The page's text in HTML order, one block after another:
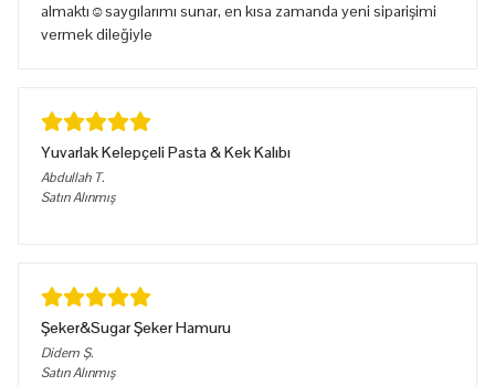
almaktı☺️saygılarımı sunar, en kısa zamanda yeni siparişimi
vermek dileğiyle
Yuvarlak Kelepçeli Pasta & Kek Kalıbı
Abdullah T.
Satın Alınmış
Şeker&Sugar Şeker Hamuru
Didem Ş.
Satın Alınmış